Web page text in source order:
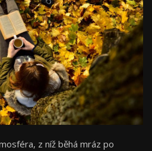
z níž běhá mráz po